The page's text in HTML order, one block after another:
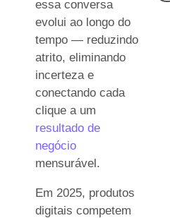
essa conversa
evolui ao longo do
tempo — reduzindo
atrito, eliminando
incerteza e
conectando cada
clique a um
resultado de
negócio
mensurável.
Em 2025, produtos
digitais competem